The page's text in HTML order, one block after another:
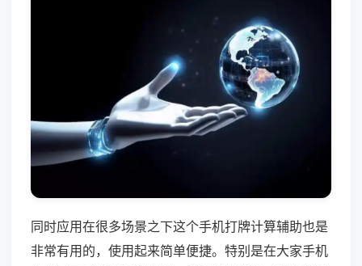
同时应用在很多场景之下这个手机打牌计算辅助也是
非常有用的，使用起来简单便捷。特别是在大家手机